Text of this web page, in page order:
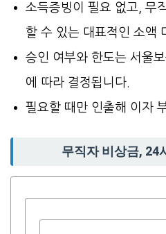
소득증빙이 필요 없고, 무
할 수 있는 대표적인 소액
승인 여부와 한도는 서울
에 따라 결정됩니다.
필요할 때만 인출해 이자
무직자 비상금, 24